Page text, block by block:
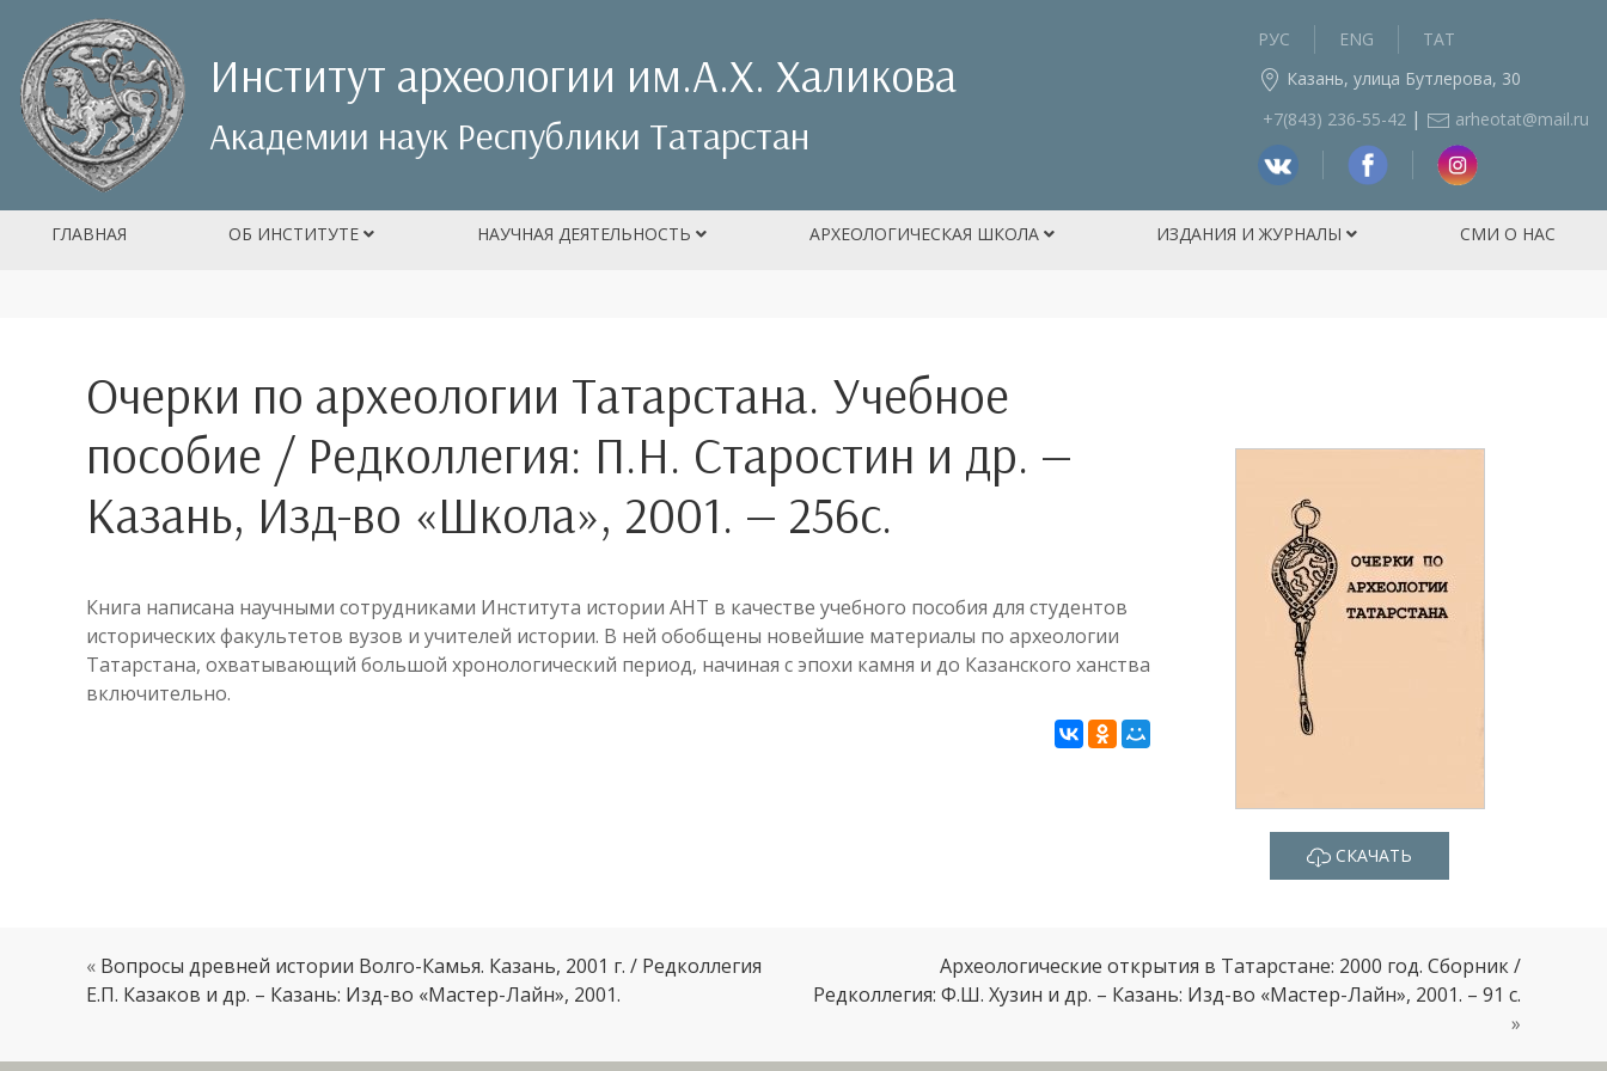
Институт археологии им.А.Х. Халикова
Академии наук Республики Татарстан
РУС ENG
ТАТ
Казань, улица Бутлерова, 30
+7(843) 236‑55-42 | arheotat@mail.ru
ГЛАВНАЯ ОБ ИНСТИТУТЕ НАУЧНАЯ ДЕЯТЕЛЬНОСТЬ АРХЕОЛОГИЧЕСКАЯ ШКОЛА ИЗДАНИЯ И ЖУРНАЛЫ СМИ О НАС
Очерки по археологии Татарстана. Учебное
пособие / Редколлегия: П.Н. Старостин и др. —
Казань, Изд-во «Школа», 2001. — 256с.
Книга написана научными сотрудниками Института истории АНТ в качестве учебного пособия для студентов
исторических факультетов вузов и учителей истории. В ней обобщены новейшие материалы по археологии
Татарстана, охватывающий большой хронологический период, начиная с эпохи камня и до Казанского ханства
включительно.
СКАЧАТЬ
« Вопросы древней истории Волго-Камья. Казань, 2001 г. / Редколлегия
Е.П. Казаков и др. – Казань: Изд-во «Мастер-Лайн», 2001.
Археологические открытия в Татарстане: 2000 год. Сборник /
Редколлегия: Ф.Ш. Хузин и др. – Казань: Изд-во «Мастер-Лайн», 2001. – 91 с.
»